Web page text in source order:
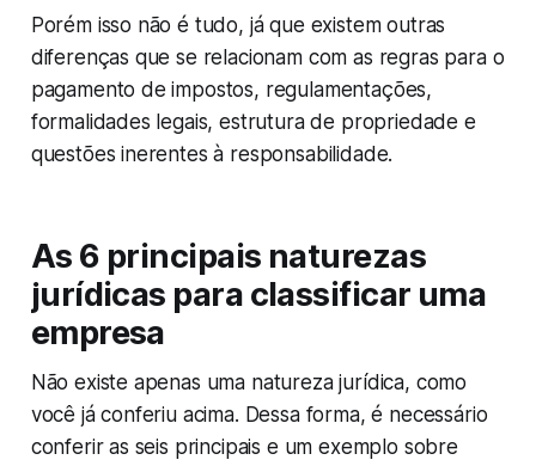
Porém isso não é tudo, já que existem outras
diferenças que se relacionam com as regras para o
pagamento de impostos, regulamentações,
formalidades legais, estrutura de propriedade e
questões inerentes à responsabilidade.
As 6 principais naturezas
jurídicas para classificar uma
empresa
Não existe apenas uma natureza jurídica, como
você já conferiu acima. Dessa forma, é necessário
conferir as seis principais e um exemplo sobre